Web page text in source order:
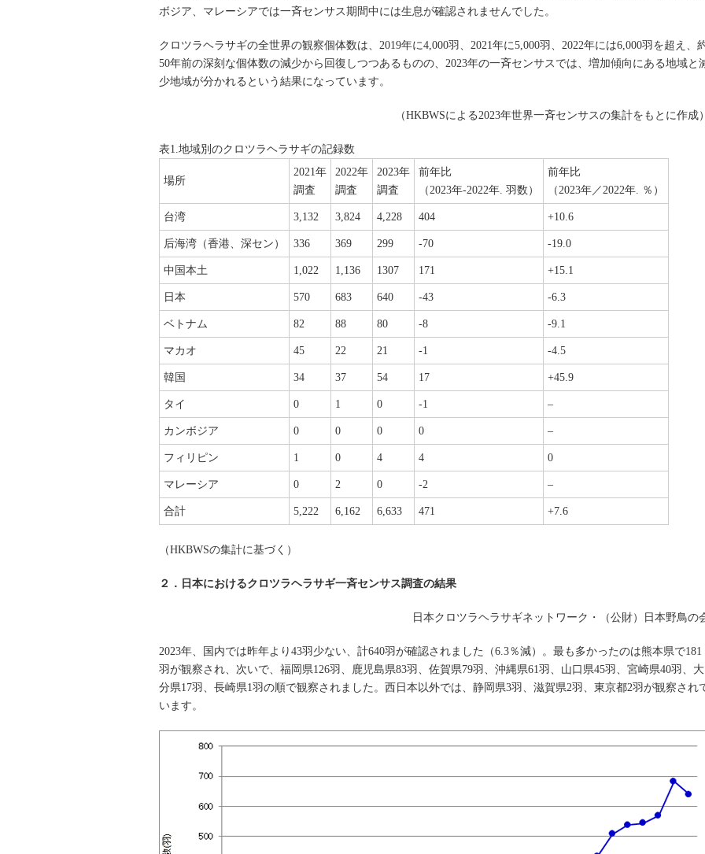
ボジア、マレーシアでは一斉センサス期間中には生息が確認されませんでした。
クロツラヘラサギの全世界の観察個体数は、2019年に4,000羽、2021年に5,000羽、2022年には6,000羽を超え、
50年前の深刻な個体数の減少から回復しつつあるものの、2023年の一斉センサスでは、増加傾向にある地域と
少地域が分かれるという結果になっています。
（HKBWSによる2023年世界一斉センサスの集計をもとに作成
表1.地域別のクロツラヘラサギの記録数
場所
2021年
調査
2022年
調査
2023年
調査
前年比
（2023年-2022年. 羽数）
前年比
（2023年／2022年. ％）
台湾 3,132 3,824 4,228 404 +10.6
后海湾（香港、深セン） 336 369 299 -70 -19.0
中国本土 1,022 1,136 1307 171 +15.1
日本 570 683 640 -43 -6.3
ベトナム 82 88 80 -8 -9.1
マカオ 45 22 21 -1 -4.5
韓国 34 37 54 17 +45.9
タイ 0 1 0 -1 –
カンボジア 0 0 0 0 –
フィリピン 1 0 4 4 0
マレーシア 0 2 0 -2 –
合計 5,222 6,162 6,633 471 +7.6
（HKBWSの集計に基づく）
２．日本におけるクロツラヘラサギ一斉センサス調査の結果
日本クロツラヘラサギネットワーク・（公財）日本野鳥の
2023年、国内では昨年より43羽少ない、計640羽が確認されました（6.3％減）。最も多かったのは熊本県で181
羽が観察され、次いで、福岡県126羽、鹿児島県83羽、佐賀県79羽、沖縄県61羽、山口県45羽、宮崎県40羽、大
分県17羽、長崎県1羽の順で観察されました。西日本以外では、静岡県3羽、滋賀県2羽、東京都2羽が観察され
います。